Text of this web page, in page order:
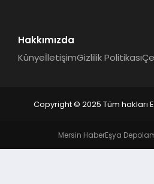
YAŞAM
Hakkımızda
KünyeİletişimGizlilik Politikası
Copyright © 2025 Tüm hakları
Mersin HaberEşya